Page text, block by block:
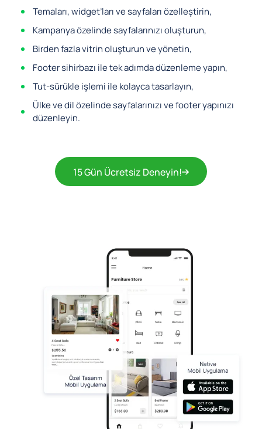
Temaları, widget’ları ve sayfaları özelleştirin,
Kampanya özelinde sayfalarınızı oluşturun,
Birden fazla vitrin oluşturun ve yönetin,
Footer sihirbazı ile tek adımda düzenleme yapın,
Tut-sürükle işlemi ile kolayca tasarlayın,
Ülke ve dil özelinde sayfalarınızı ve footer yapınızı
düzenleyin.
15 Gün Ücretsiz Deneyin!